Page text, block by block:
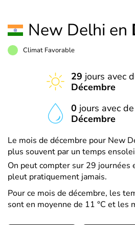
New Delhi en
Climat Favorable
29 jours avec
Décembre
0 jours avec
Décembre
Le mois de décembre pour New
plus souvent par un temps
On peut compter sur 29
pleut pratiquement jamais.
Pour ce mois de décembre, les
sont en moyenne de 11 °C et les